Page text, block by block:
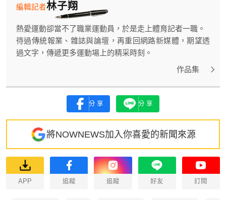
林子翔
編輯記者
熱愛運動卻當不了職業運動員，於是走上體育記者一職。
待過傳統報業、雜誌與論壇，再重回網路新媒體，期望透
過文字，傳遞更多運動場上的精采時刻。
作品集
分享 分享
將NOWNEWS加入你喜愛的新聞來源
APP 追蹤 追蹤 好友 訂閱